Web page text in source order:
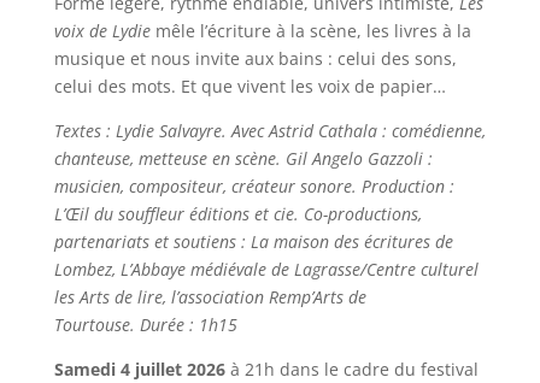
voix de Lydiemêle l’écriture à la scène, les livres à la
musique et nous invite aux bains : celui des sons,
celui des mots. Et que vivent les voix de papier…
Textes : Lydie Salvayre. Avec Astrid Cathala : comédienne,
chanteuse, metteuse en scène. Gil Angelo Gazzoli :
musicien, compositeur, créateur sonore. Production :
L’Œil du souffleur éditions et cie. Co-productions,
partenariats et soutiens : La maison des écritures de
Lombez, L’Abbaye médiévale de Lagrasse/Centre culturel
les Arts de lire, l’association Remp’Arts de
Tourtouse. Durée : 1h15
Samedi 4 juillet 2026à 21h dans le cadre du festival